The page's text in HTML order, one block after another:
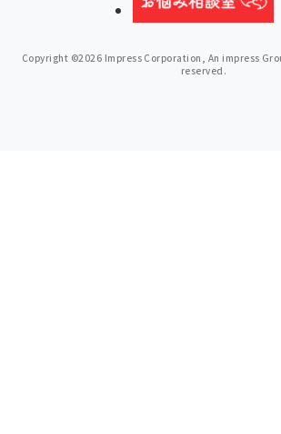
Copyright ©2026 Impress Corporation, An impress
reserved.